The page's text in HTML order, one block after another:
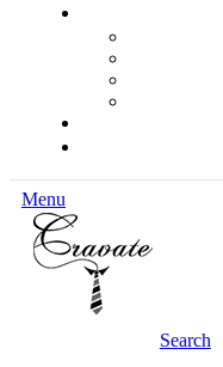
Menu
Search